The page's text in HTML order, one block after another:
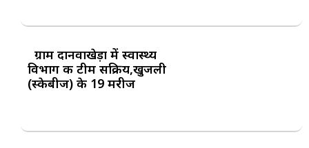
ग्राम दानवाखेड़ा में स्वास्थ्य
विभाग की टीम सक्रिय,खुजली
(स्केबीज) के 19 मरीज